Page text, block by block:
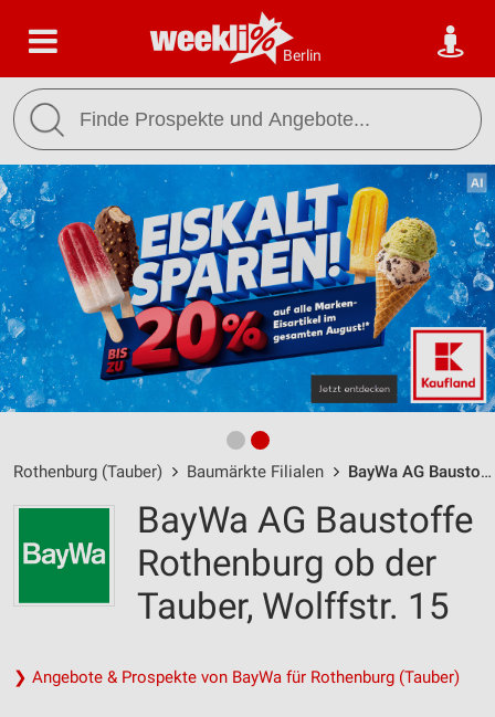
Berlin
Rothenburg (Tauber) Baumärkte Filialen BayWa AG Baustoffe Rothenburg ob der Tauber / Wolffstr. 15 - Öffnungszeiten & Adresse
BayWa AG Baustoffe
Rothenburg ob der
Tauber, Wolffstr. 15
❯ Angebote & Prospekte von BayWa für Rothenburg (Tauber)